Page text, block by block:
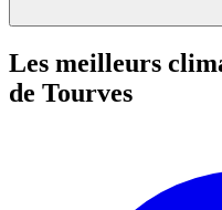
Les meilleurs
de Tourves